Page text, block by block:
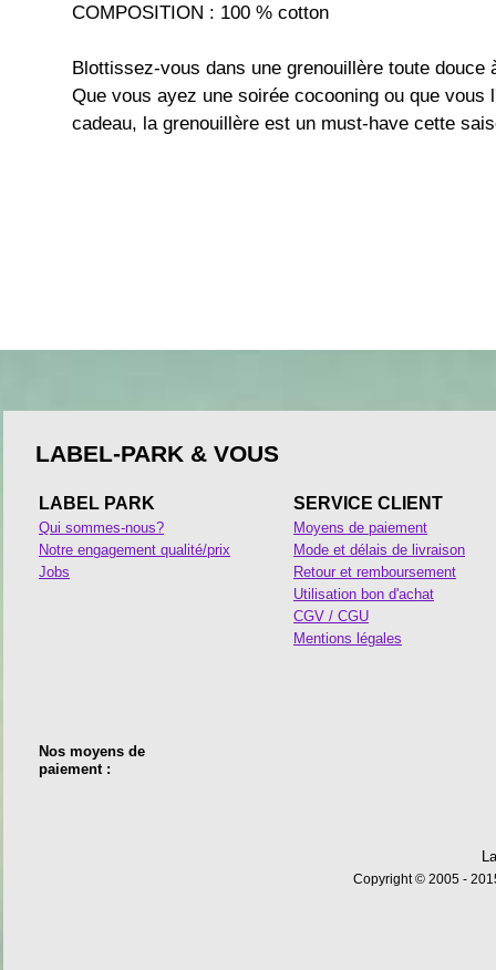
COMPOSITION : 100 % cotton
Blottissez-vous dans une grenouillère toute douce
Que vous ayez une soirée cocooning ou que vous
cadeau, la grenouillère est un must-have cette
LABEL-PARK & VOUS
LABEL PARK
Qui sommes-nous?
Notre engagement qualité/prix
Jobs
SERVICE CLIENT
Moyens de paiement
Mode et délais de livraison
Retour et remboursement
Utilisation bon d'achat
CGV / CGU
Mentions légales
Nos moyens de
paiement :
Copyright © 2005 -